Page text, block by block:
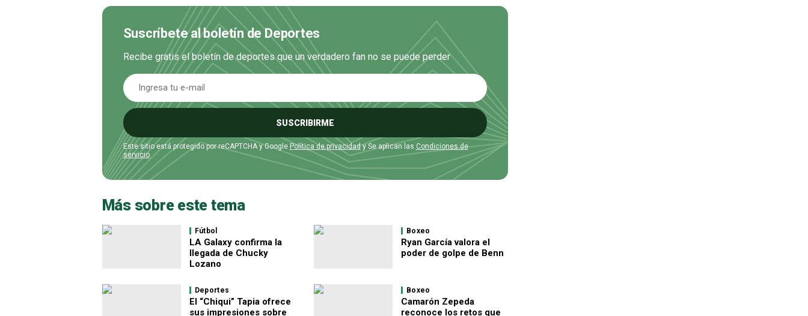
Suscríbete al boletín de Deportes
Recibe gratis el boletín de deportes que un verdadero fan no se puede perder
SUSCRIBIRME
Este sitio está protegido por reCAPTCHA y Google Política de privacidady Se aplican las Condiciones de
servicio.
Más sobre este tema
Fútbol
LA Galaxy confirma la
llegada de Chucky
Lozano
Boxeo
Ryan García valora el
poder de golpe de Benn
Deportes
El “Chiqui” Tapia ofrece
sus impresiones sobre
Boxeo
Camarón Zepeda
reconoce los retos que